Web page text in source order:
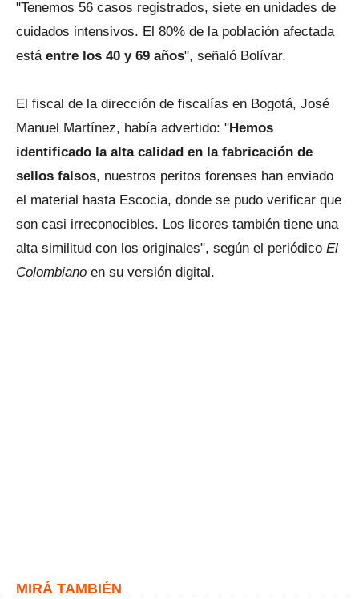
"Tenemos 56 casos registrados, siete en unidades de
cuidados intensivos. El 80% de la población afectada
estáentre los 40 y 69 años", señaló Bolívar.
El fiscal de la dirección de fiscalías en Bogotá, José
Manuel Martínez, había advertido: "Hemos
identificado la alta calidad en la fabricación de
sellos falsos, nuestros peritos forenses han enviado
el material hasta Escocia, donde se pudo verificar que
son casi irreconocibles. Los licores también tiene una
alta similitud con los originales", según el periódico El
Colombiano en su versión digital.
MIRÁ TAMBIÉN